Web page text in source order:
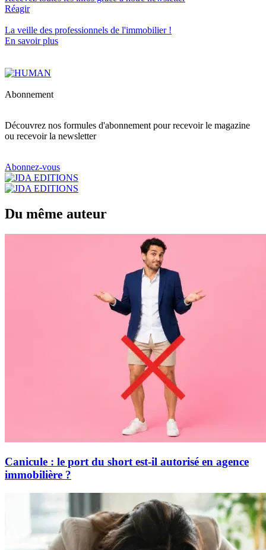
Réagir
La veille des professionnels de l'immobilier!
En savoir plus
Abonnement
Découvrez nos formules d'abonnement pour recevoir le magazine
ou recevoir la newsletter
Abonnez-vous
Du même auteur
Canicule : le port du short est-il autorisé en agence
immobilière ?